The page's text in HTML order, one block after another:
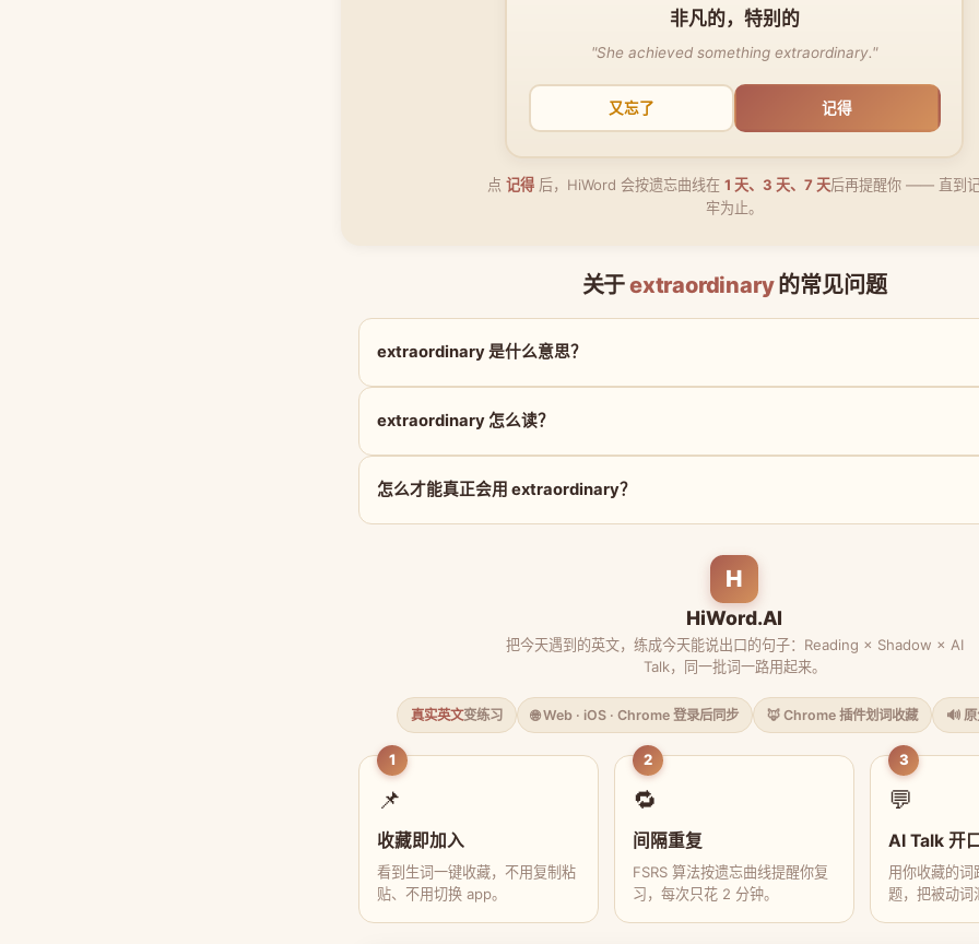
非凡的，特别的
"She achieved something extraordinary."
又忘了 记得
点 记得 后，HiWord 会按遗忘曲线在 1 天、3 天、7 天后再提醒你 —— 直到
牢为止。
关于extraordinary的常见问题
extraordinary 是什么意思？
extraordinary 怎么读？
怎么才能真正会用 extraordinary？
H
HiWord.AI
把今天遇到的英文，练成今天能说出口的句子：Reading × Shadow × AI
Talk，同一批词一路用起来。
真实英文变练习 🌐 Web · iOS · Chrome 登录后同步 🦊 Chrome 插件划词收藏 🔊
1
📌
收藏即加入
看到生词一键收藏，不用复制粘
贴、不用切换 app。
2
🔁
间隔重复
FSRS 算法按遗忘曲线提醒你复
习，每次只花 2 分钟。
3
💬
AI Talk 开
用你收藏的词
题，把被动词